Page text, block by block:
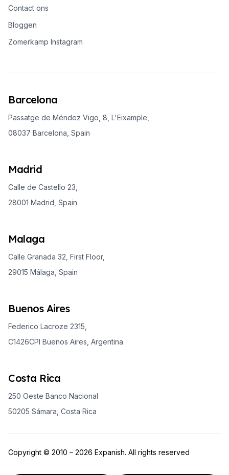
Contact ons
Bloggen
Zomerkamp Instagram
Barcelona
Passatge de Méndez Vigo, 8, L'Eixample,
08037 Barcelona, Spain
Madrid
Calle de Castello 23,
28001 Madrid, Spain
Malaga
Calle Granada 32, First Floor,
29015 Málaga, Spain
Buenos Aires
Federico Lacroze 2315,
C1426CPI Buenos Aires, Argentina
Costa Rica
250 Oeste Banco Nacional
50205 Sámara, Costa Rica
Copyright © 2010 – 2026 Expanish. All rights reserved